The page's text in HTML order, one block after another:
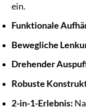
ein.
Funktionale
Bewegliche
Drehender
Robuste
2-in-1-Erlebnis: